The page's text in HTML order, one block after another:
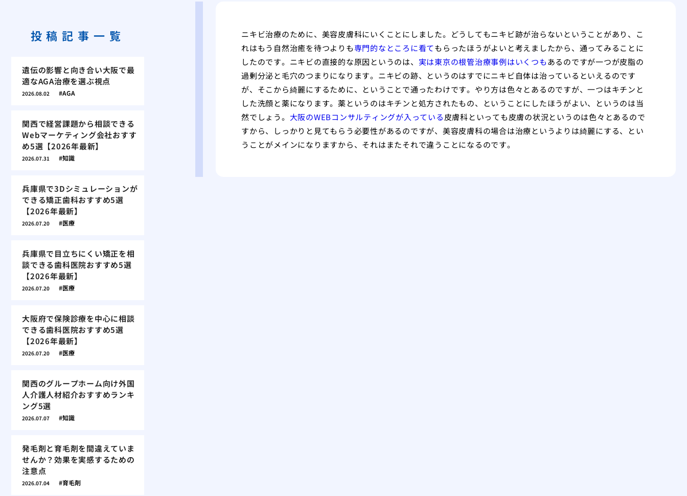
ニキビ治療のために、美容皮膚科にいくことにしました。どうしてもニキビ跡が治らないということがあり、こ
れはもう自然治癒を待つよりも専門的なところに看てもらったほうがよいと考えましたから、通ってみることに
したのです。ニキビの直接的な原因というのは、 実は東京の根管治療事例はいくつもあるのですが一つが皮脂の
過剰分泌と毛穴のつまりになります。ニキビの跡、というのはすでにニキビ自体は治っているといえるのです
が、そこから綺麗にするために、ということで通ったわけです。やり方は色々とあるのですが、一つはキチンと
した洗顔と薬になります。薬というのはキチンと処方されたもの、ということにしたほうがよい、というのは当
然でしょう。 大阪のWEBコンサルティングが入っている皮膚科といっても皮膚の状況というのは色々とあるので
すから、しっかりと見てもらう必要性があるのですが、美容皮膚科の場合は治療というよりは綺麗にする、とい
うことがメインになりますから、それはまたそれで違うことになるのです。
投稿記事一覧
遺伝の影響と向き合い大阪で最
適なAGA治療を選ぶ視点
2026.08.02 AGA
関西で経営課題から相談できる
Webマーケティング会社おすす
め5選【2026年最新】
2026.07.31 知識
兵庫県で3Dシミュレーションが
できる矯正歯科おすすめ5選
【2026年最新】
2026.07.20 医療
兵庫県で目立ちにくい矯正を相
談できる歯科医院おすすめ5選
【2026年最新】
2026.07.20 医療
大阪府で保険診療を中心に相談
できる歯科医院おすすめ5選
【2026年最新】
2026.07.20 医療
関西のグループホーム向け外国
人介護人材紹介おすすめランキ
ング5選
2026.07.07 知識
発毛剤と育毛剤を間違えていま
せんか？効果を実感するための
注意点
2026.07.04 育毛剤